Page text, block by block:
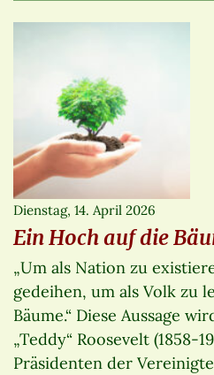
Dienstag, 14. April 2026
Ein Hoch auf die
„Um als Nation zu
gedeihen, um als Volk zu
Bäume.“ Diese Aussage
„Teddy“ Roosevelt (1858-
Präsidenten der